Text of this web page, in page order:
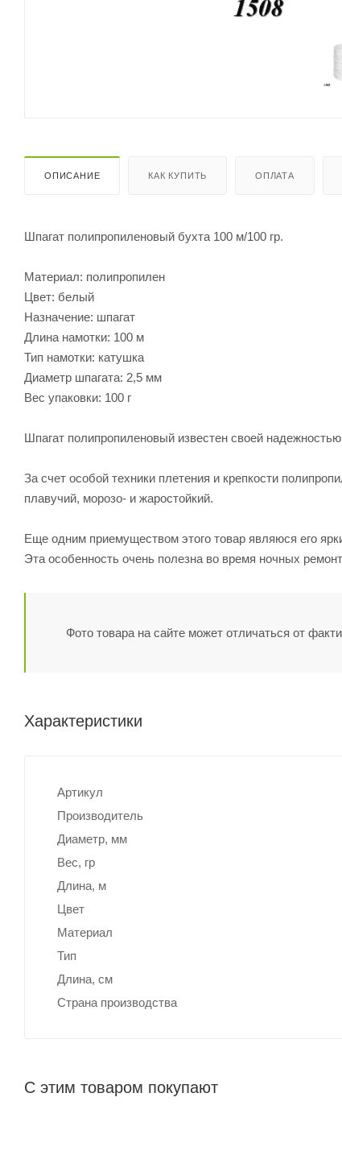
ОПИСАНИЕ КАК КУПИТЬ ОПЛАТА
Шпагат полипропиленовый бухта 100 м/100 гр.
Материал: полипропилен
Цвет: белый
Назначение: шпагат
Длина намотки: 100 м
Тип намотки: катушка
Диаметр шпагата: 2,5 мм
Вес упаковки: 100 г
Шпагат полипропиленовый известен своей
За счет особой техники плетения и крепкости
плавучий, морозо- и жаростойкий.
Еще одним приемуществом этого товар являюся его
Эта особенность очень полезна во время ночных
Фото товара на сайте может отличаться от
Характеристики
Артикул
Производитель
Диаметр, мм
Вес, гр
Длина, м
Цвет
Материал
Тип
Длина, cм
Страна производства
С этим товаром покупают